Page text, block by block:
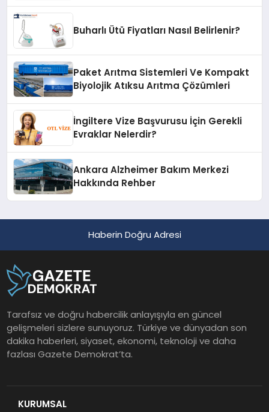
Buharlı Ütü Fiyatları Nasıl Belirlenir?
Paket Arıtma Sistemleri Ve Kompakt
Biyolojik Atıksu Arıtma Çözümleri
İngiltere Vize Başvurusu İçin Gerekli
Evraklar Nelerdir?
Ankara Alzheimer Bakım Merkezi
Hakkında Rehber
Haberin Doğru Adresi
Tarafsız ve doğru habercilik anlayışıyla en güncel
gelişmeleri sizlere sunuyoruz. Türkiye ve dünyadan son
dakika haberleri, siyaset, ekonomi, teknoloji ve daha
fazlası Gazete Demokrat’ta.
KURUMSAL